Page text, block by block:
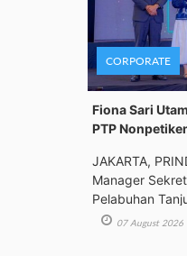
CORPORATE
Fiona Sari
PTP
JAKARTA,
Manager
Pelabuhan
07 August 2026